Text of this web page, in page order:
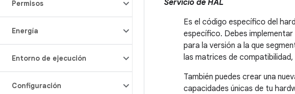
Permisos
Energía
Entorno de ejecución
Configuración
Servicio de HAL
Es el código específico del
específico. Debes
para la versión a la que
las matrices de
También puedes crear una
capacidades únicas de tu